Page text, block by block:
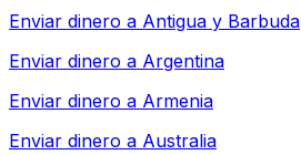
Enviar dinero a Antigua y Barbuda
Enviar dinero a Argentina
Enviar dinero a Armenia
Enviar dinero a Australia